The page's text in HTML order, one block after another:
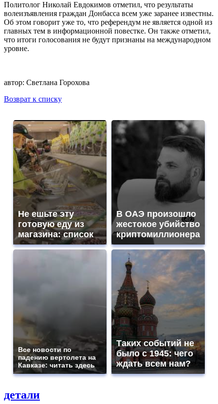
Политолог Николай Евдокимов отметил, что результаты
волеизъявления граждан Донбасса всем уже заранее известны.
Об этом говорит уже то, что референдум не является одной из
главных тем в информационной повестке. Он также отметил,
что итоги голосования не будут признаны на международном
уровне.
автор: Светлана Горохова
Возврат к списку
Не ешьте эту
готовую еду из
магазина: список
В ОАЭ произошло
жестокое убийство
криптомиллионера
Все новости по
падению вертолета на
Кавказе: читать здесь
Таких событий не
было с 1945: чего
ждать всем нам?
детали